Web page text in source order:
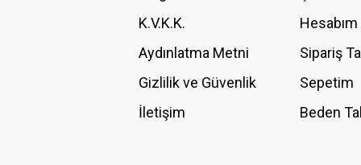
Bu ürüne benzer farklı alternatifler olmalı.
K.V.K.K.
Aydınlatma Metni
Gizlilik ve Güvenlik
İletişim
Hesabım
Sipariş
Sepetim
Beden